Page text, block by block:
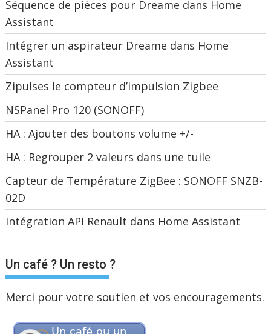
Séquence de pièces pour Dreame dans Home
Assistant
Intégrer un aspirateur Dreame dans Home
Assistant
Zipulses le compteur d’impulsion Zigbee
NSPanel Pro 120 (SONOFF)
HA : Ajouter des boutons volume +/-
HA : Regrouper 2 valeurs dans une tuile
Capteur de Température ZigBee : SONOFF SNZB-
02D
Intégration API Renault dans Home Assistant
Un café ? Un resto ?
Merci pour votre soutien et vos encouragements.